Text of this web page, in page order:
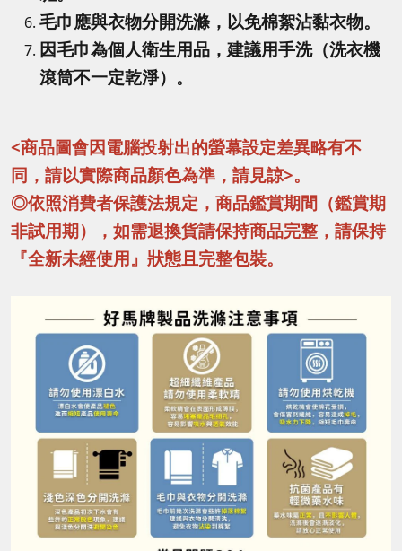
毛巾應與衣物分開洗滌，以免棉絮沾黏衣物。
因毛巾為個人衛生用品，建議用手洗（洗衣機
滾筒不一定乾淨）。
<商品圖會因電腦投射出的螢幕設定差異略有不
同，請以實際商品顏色為準，請見諒>。
◎依照消費者保護法規定，商品鑑賞期間（鑑賞期
非試用期），如需退換貨請保持商品完整，請保持
『全新未經使用』狀態且完整包裝。